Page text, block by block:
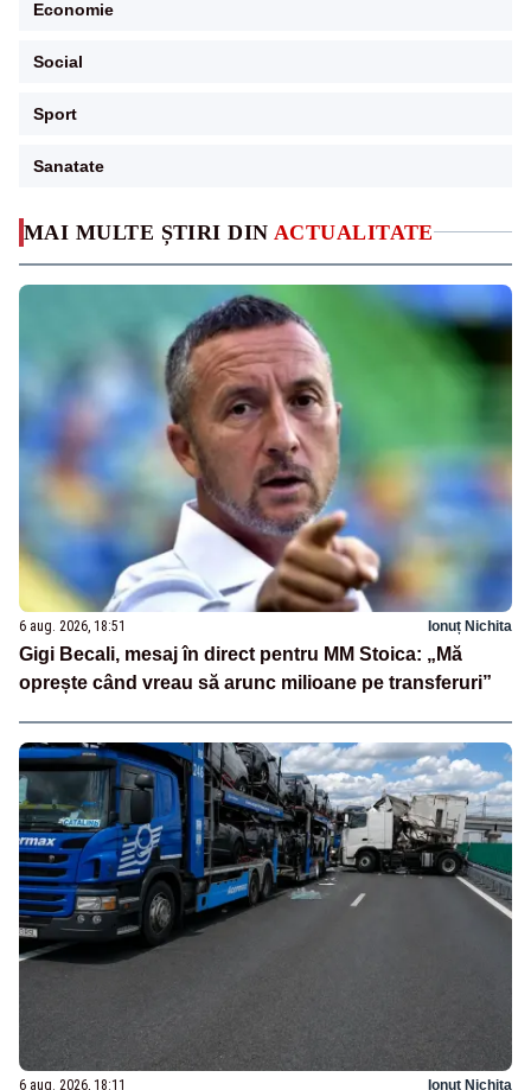
MAI MULTE ȘTIRI DIN ACTUALITATE
6 aug. 2026, 18:51 Ionuț Nichita
Gigi Becali, mesaj în direct pentru MM Stoica: „Mă
oprește când vreau să arunc milioane pe transferuri”
6 aug. 2026, 18:11 Ionuț Nichita
Economie
Social
Sport
Sanatate